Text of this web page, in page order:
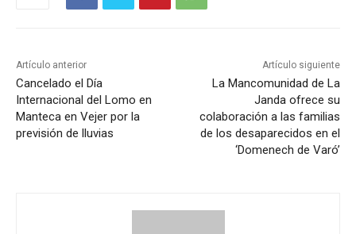
Artículo anterior
Cancelado el Día
Internacional del Lomo en
Manteca en Vejer por la
previsión de lluvias
Artículo siguiente
La Mancomunidad de La
Janda ofrece su
colaboración a las familias
de los desaparecidos en el
‘Domenech de Varó’